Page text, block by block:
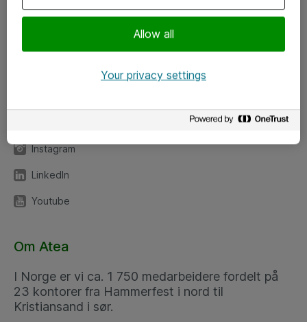
Instagram
LinkedIn
Youtube
Om Atea
I Norge er vi ca. 1 750 medarbeidere fordelt på
23 kontorer fra Hammerfest i nord til
Kristiansand i sør.
Allow all
Your privacy settings